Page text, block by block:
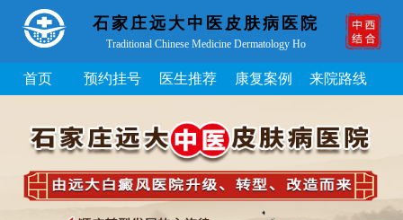
石家庄远大中医皮肤病医院
Traditional Chinese Medicine Dermatology Ho
首页 预约挂号 医生推荐 康复案例 来院路线